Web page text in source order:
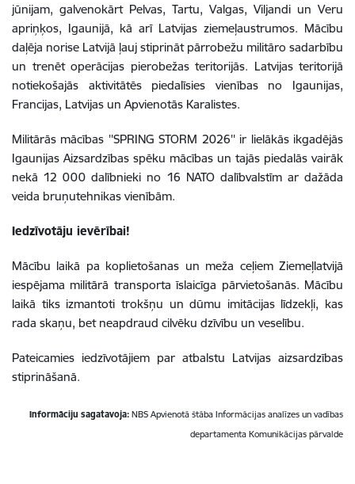
jūnijam, galvenokārt Pelvas, Tartu, Valgas, Viljandi un Veru
apriņķos, Igaunijā, kā arī Latvijas ziemeļaustrumos. Mācību
daļēja norise Latvijā ļauj stiprināt pārrobežu militāro sadarbību
un trenēt operācijas pierobežas teritorijās. Latvijas teritorijā
notiekošajās aktivitātēs piedalīsies vienības no Igaunijas,
Francijas, Latvijas un Apvienotās Karalistes.
Militārās mācības ''SPRING STORM 2026'' ir lielākās ikgadējās
Igaunijas Aizsardzības spēku mācības un tajās piedalās vairāk
nekā 12 000 dalībnieki no 16 NATO dalībvalstīm ar dažāda
veida bruņutehnikas vienībām.
Iedzīvotāju ievērībai!
Mācību laikā pa koplietošanas un meža ceļiem Ziemeļlatvijā
iespējama militārā transporta īslaicīga pārvietošanās. Mācību
laikā tiks izmantoti trokšņu un dūmu imitācijas līdzekļi, kas
rada skaņu, bet neapdraud cilvēku dzīvību un veselību.
Pateicamies iedzīvotājiem par atbalstu Latvijas aizsardzības
stiprināšanā.
Informāciju sagatavoja: NBS Apvienotā štāba Informācijas analīzes un vadības
departamenta Komunikācijas pārvalde